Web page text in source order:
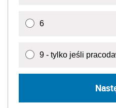
6
9 - tylko jeśli